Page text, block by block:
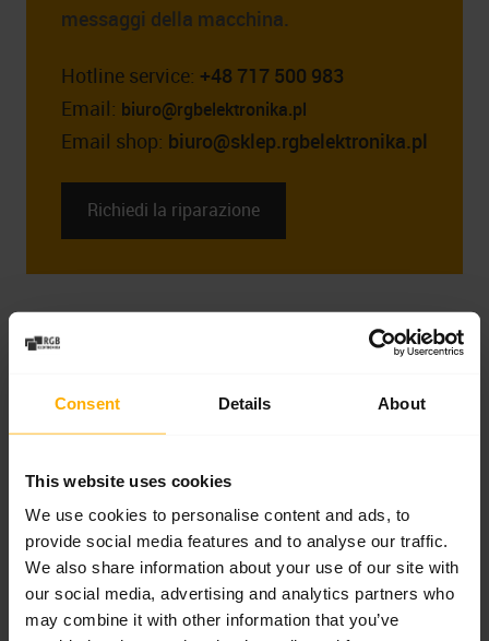
Consent Details About
This website uses cookies
We use cookies to personalise content and ads, to
provide social media features and to analyse our traffic.
We also share information about your use of our site with
our social media, advertising and analytics partners who
may combine it with other information that you’ve
messaggi della macchina.
Hotline service: +48 717 500 983
Email: biuro@rgbelektronika.pl
Email shop: biuro@sklep.rgbelektronika.pl
Richiedi la riparazione
Guasto del disco, del sistema HMI o di
Windows
Uno dei problemi più frequenti nei Siemens
Sinumerik PCU 50 riguarda i guasti dei supporti
dati. Le unità più vecchie lavorano spesso con
dischi rigidi HDD classici, sensibili a vibrazioni,
temperatura e molti anni di esercizio. Nelle
macchine CNC, il disco non conserva solo il
sistema operativo. Contiene anche configurazioni,
archivi macchina, schermate operatore,